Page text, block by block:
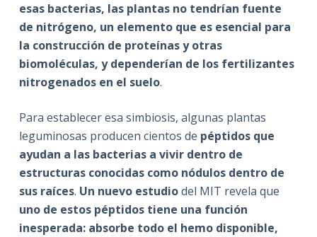
esas bacterias, las plantas no tendrían fuente
de nitrógeno, un elemento que es esencial para
la construcción de proteínas y otras
biomoléculas, y dependerían de los fertilizantes
nitrogenados en el suelo.
Para establecer esa simbiosis, algunas plantas
leguminosas producen cientos de péptidos que
ayudan a las bacterias a vivir dentro de
estructuras conocidas como nódulos dentro de
sus raíces. Un nuevo estudiodel MIT revela que
uno de estos péptidos tiene una función
inesperada: absorbe todo el hemo disponible,